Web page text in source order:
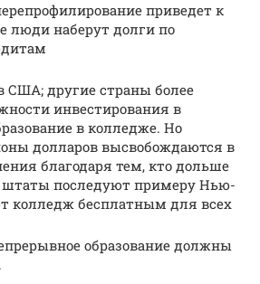
приведет к
люди наберут долги по
США; другие страны более
инвестирования в
в колледже. Но
долларов высвобождаются в
благодаря тем, кто дольше
штаты последуют примеру Нью-
колледж бесплатным для всех
образование должны